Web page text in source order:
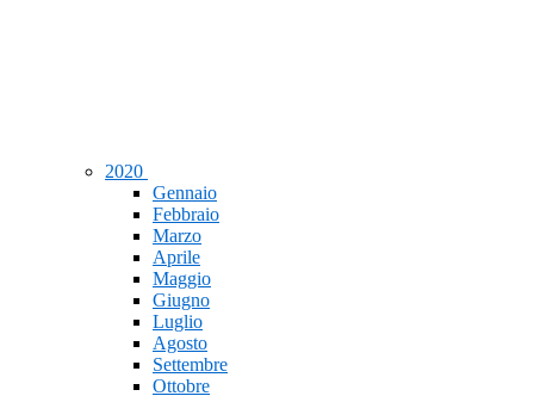
2020
Gennaio
Febbraio
Marzo
Aprile
Maggio
Giugno
Luglio
Agosto
Settembre
Ottobre